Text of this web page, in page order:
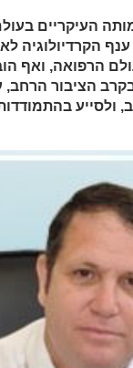
העיקריים
הקרדיולוגיה
הרפואה, ואף
הציבור הרחב,
ולסייע